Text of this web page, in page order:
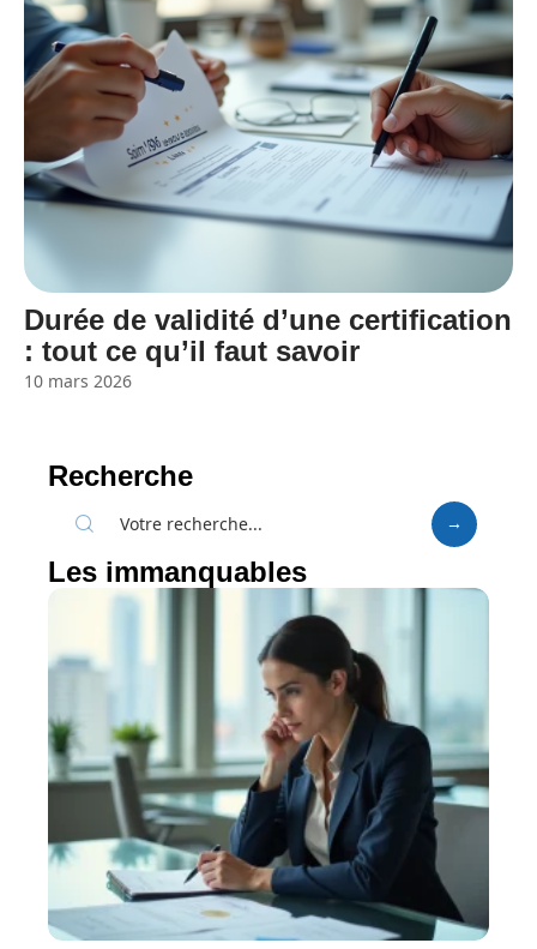
Durée de validité d’une certification
: tout ce qu’il faut savoir
10 mars 2026
Recherche
Les immanquables